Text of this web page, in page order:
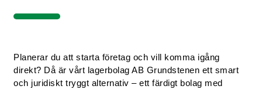
Planerar du att starta företag och vill komma igång
direkt? Då är vårt lagerbolag AB Grundstenen ett smart
och juridiskt tryggt alternativ – ett färdigt bolag med